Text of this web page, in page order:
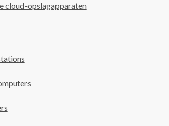
cloud-opslagapparaten